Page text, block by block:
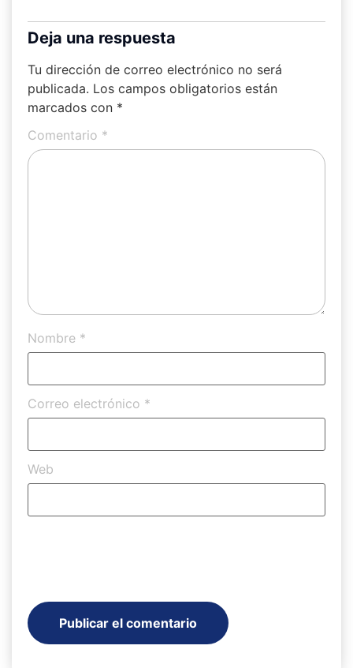
Deja una respuesta
Tu dirección de correo electrónico no será
publicada. Los campos obligatorios están
marcados con *
Comentario *
Nombre *
Correo electrónico *
Web